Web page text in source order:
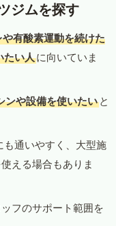
ジムを探す
有酸素運動を続けた
たい人に向いていま
ンや設備を使いたい と
通いやすく、大型施
える場合もありま
フのサポート範囲を